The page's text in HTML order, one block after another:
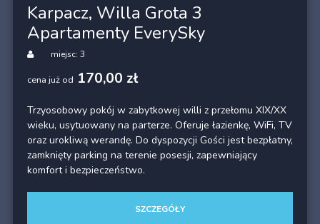
Karpacz, Willa Grota 3
Apartamenty EverySky
miejsc: 3
cena już od 170,00 zł
Trzyosobowy pokój w zabytkowej willi z przełomu XIX/XX
wieku, usytuowany na parterze. Oferuje łazienkę, WiFi, TV
oraz urokliwą werandę. Do dyspozycji Gości jest bezpłatny,
zamknięty parking na terenie posesji, zapewniający
komfort i bezpieczeństwo.
SZCZEGÓŁY